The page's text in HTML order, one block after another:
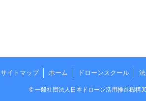
サイトマップ ホーム ドローンスクール
© 一般社団法人日本ドローン活用推進機構